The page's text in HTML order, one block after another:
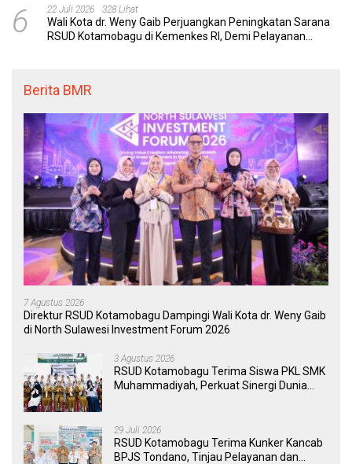
6 22 Juli 2026 328 Lihat
Wali Kota dr. Weny Gaib Perjuangkan Peningkatan Sarana
RSUD Kotamobagu di Kemenkes RI, Demi Pelayanan
Berita BMR
7 Agustus 2026
Direktur RSUD Kotamobagu Dampingi Wali Kota dr. Weny Gaib
di North Sulawesi Investment Forum 2026
3 Agustus 2026
RSUD Kotamobagu Terima Siswa PKL SMK
Muhammadiyah, Perkuat Sinergi Dunia
29 Juli 2026
RSUD Kotamobagu Terima Kunker Kancab
BPJS Tondano, Tinjau Pelayanan dan